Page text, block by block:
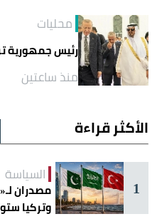
محليات
رئيس جمهورية
منذ ساعتين
الأكثر قراءة
1
السياسة
مصدران
وتركيا